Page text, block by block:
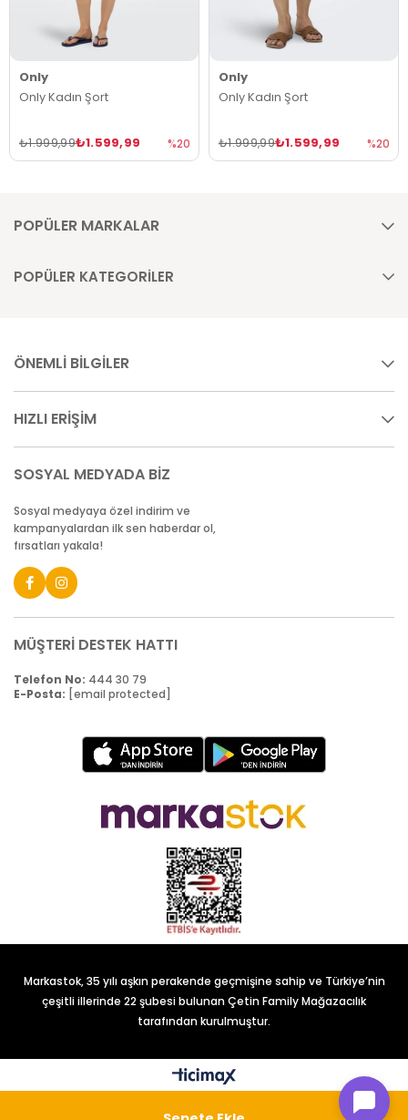
Only
Only Kadın Şort
₺1.599,99
₺1.999,99 %20
Only
Only Kadın Şort
₺1.599,99
₺1.999,99 %20
POPÜLER MARKALAR
POPÜLER KATEGORİLER
ÖNEMLİ BİLGİLER
HIZLI ERİŞİM
SOSYAL MEDYADA BİZ
Sosyal medyaya özel indirim ve
kampanyalardan ilk sen haberdar ol,
fırsatları yakala!
MÜŞTERİ DESTEK HATTI
Telefon No: 444 30 79
E-Posta: [email protected]
Markastok, 35 yılı aşkın perakende geçmişine sahip ve Türkiye’nin
çeşitli illerinde 22 şubesi bulunan Çetin Family Mağazacılık
tarafından kurulmuştur.